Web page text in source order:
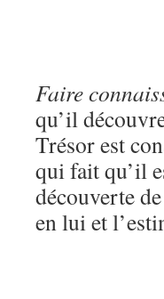
Faire
qu’il
Trésor est
qui fait qu’il
découverte
en lui et